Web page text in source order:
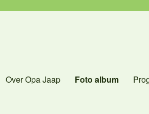
Over Opa Jaap Foto album